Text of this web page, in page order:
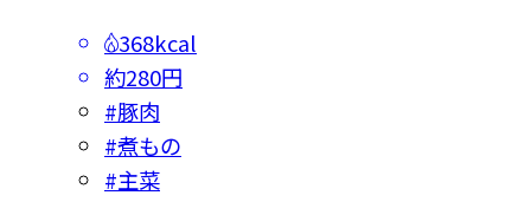
368kcal
約280円
#豚肉
#煮もの
#主菜